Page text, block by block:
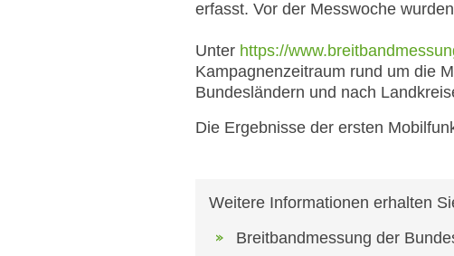
erfasst. Vor der Messwoche
Unter https://
Kampagnenzeitraum rund um die
Bundesländern und nach
Die Ergebnisse der ersten
Weitere Informationen erhalten
Breitbandmessung der